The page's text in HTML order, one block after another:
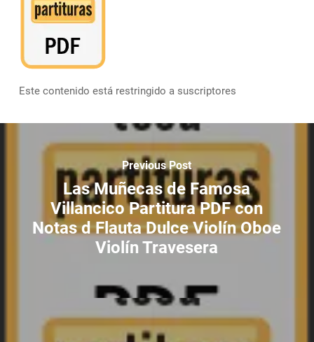
Este contenido está restringido a suscriptores
Previous Post
Las Muñecas de Famosa
Villancico Partitura PDF con
Notas d Flauta Dulce Violín Oboe
Violín Travesera